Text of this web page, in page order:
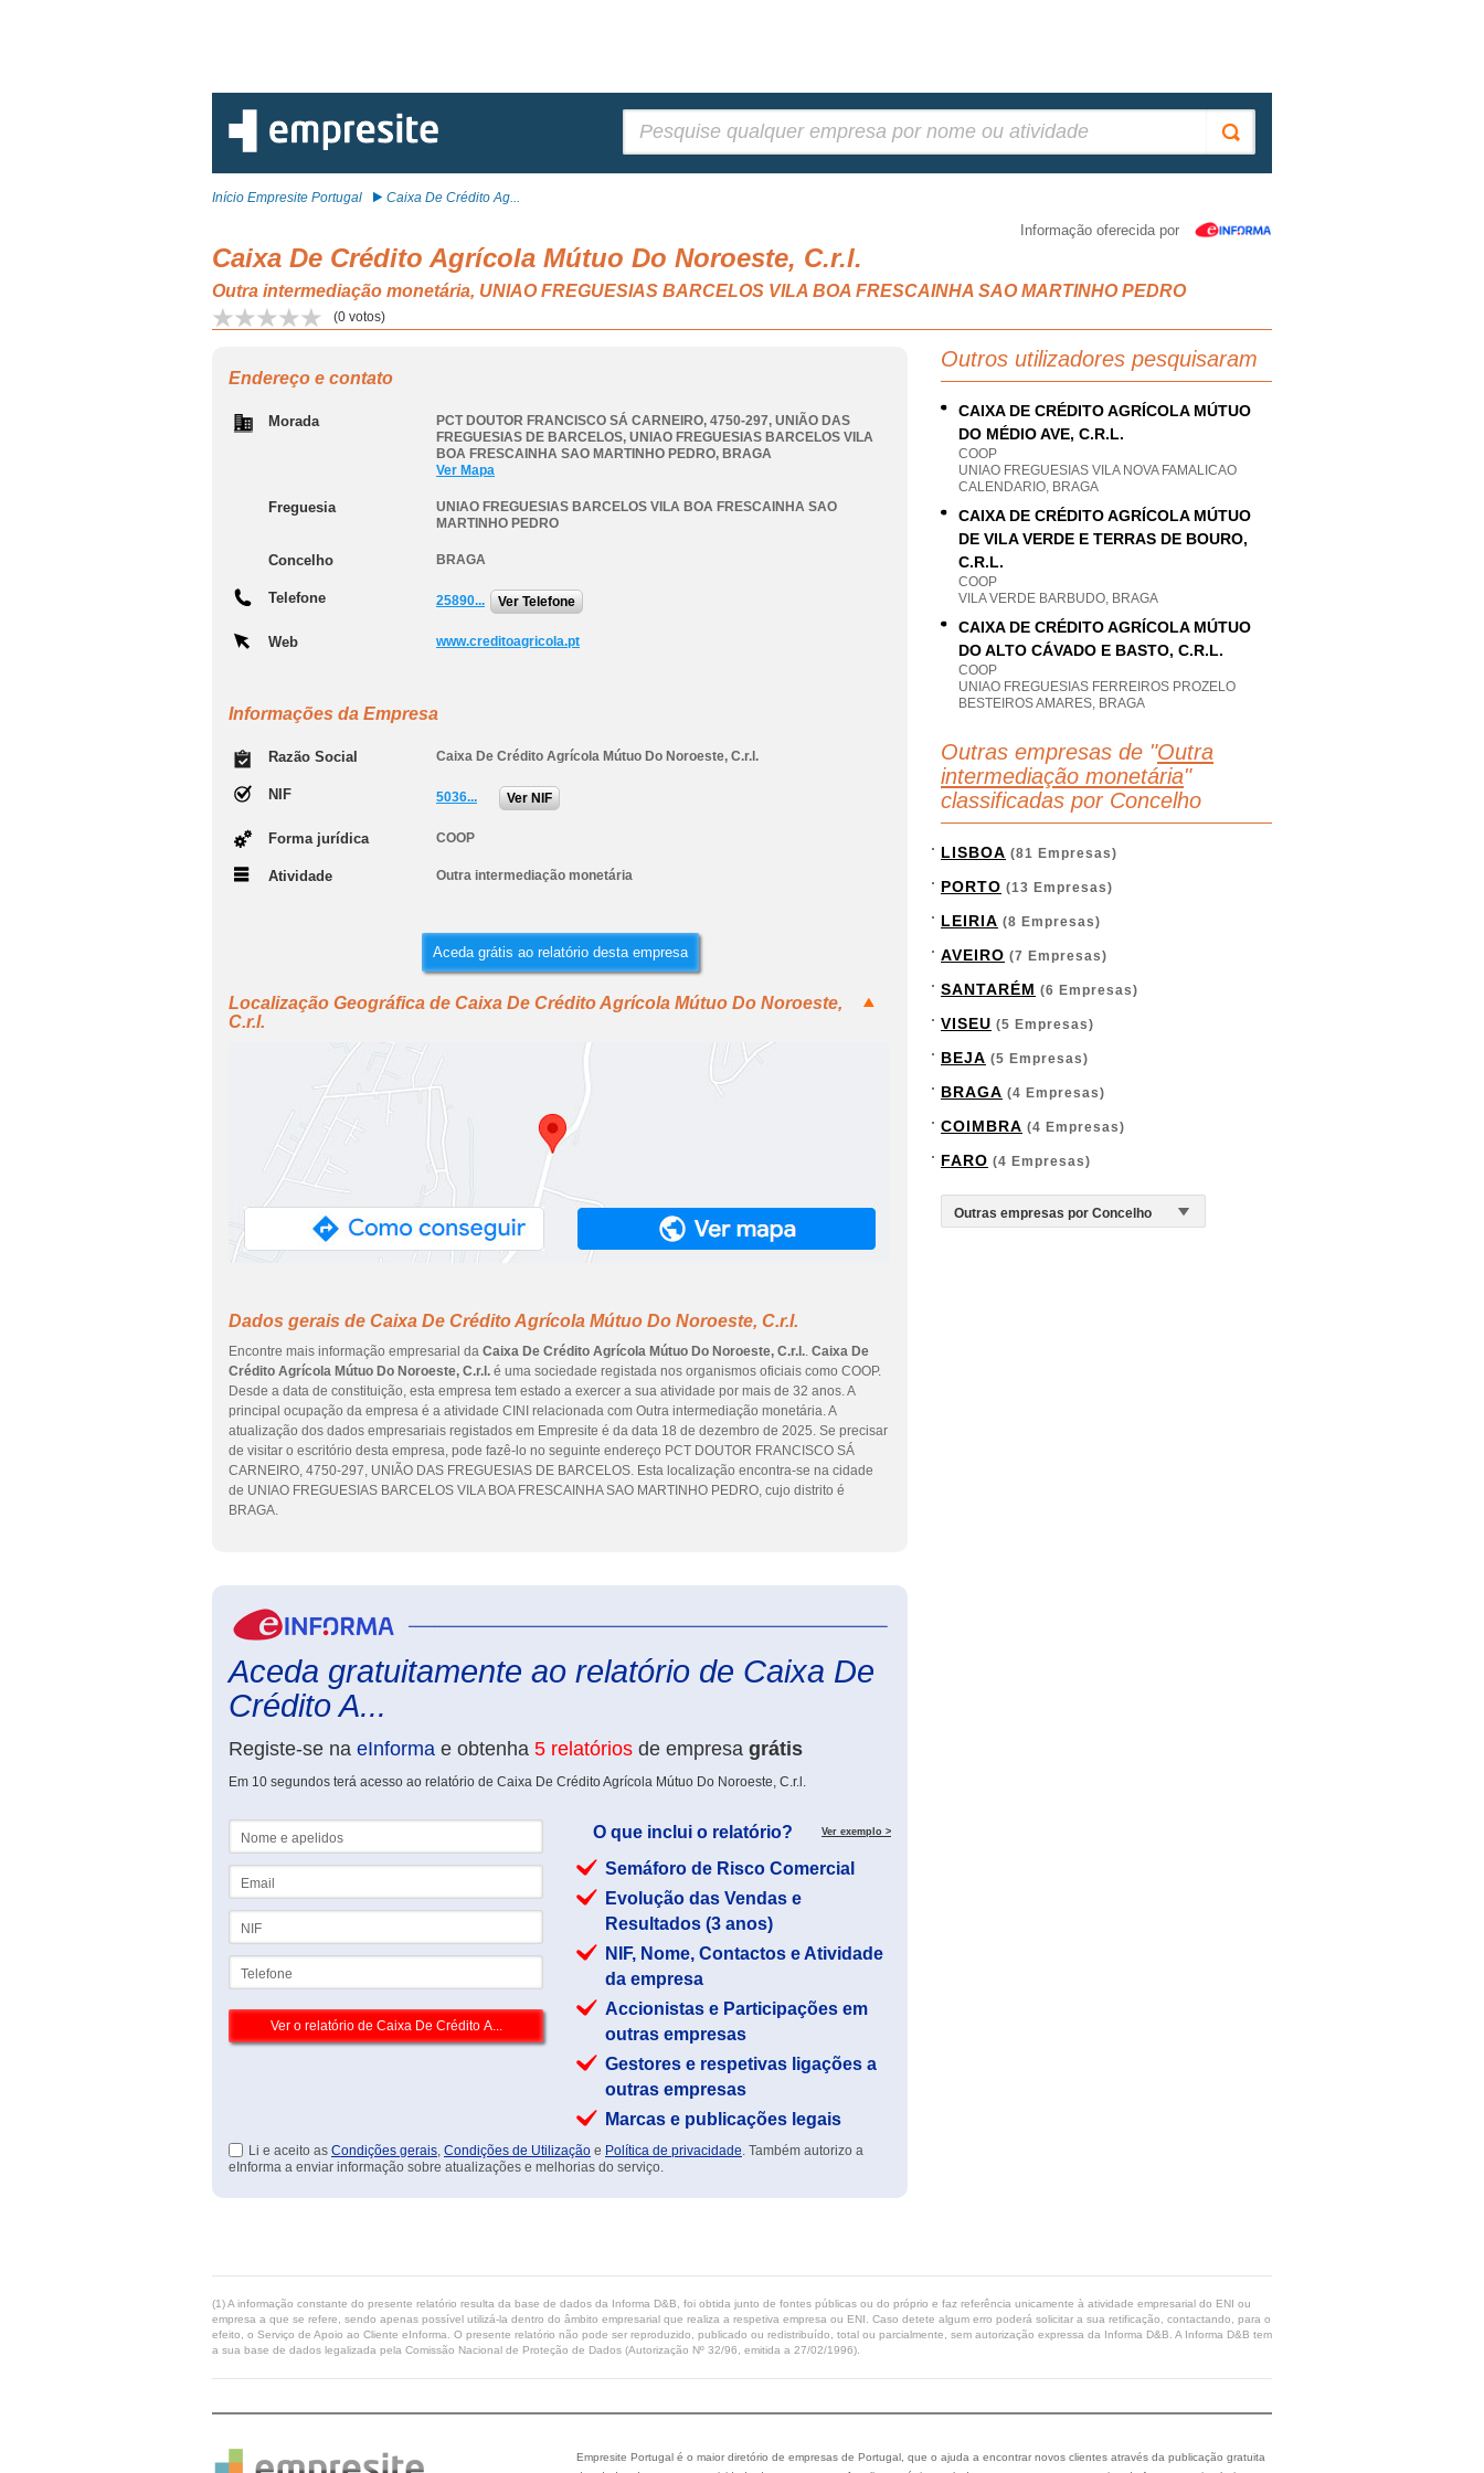
Início Empresite Portugal Caixa De Crédito Ag...
Informação oferecida por
Caixa De Crédito Agrícola Mútuo Do Noroeste, C.r.l.
Outra intermediação monetária, UNIAO FREGUESIAS BARCELOS VILA BOA FRESCAINHA SAO MARTINHO PEDRO
(0 votos)
Endereço e contato
Morada
PCT DOUTOR FRANCISCO SÁ CARNEIRO, 4750-297, UNIÃO DAS
FREGUESIAS DE BARCELOS, UNIAO FREGUESIAS BARCELOS VILA
BOA FRESCAINHA SAO MARTINHO PEDRO, BRAGA
Ver Mapa
Freguesia
UNIAO FREGUESIAS BARCELOS VILA BOA FRESCAINHA SAO
MARTINHO PEDRO
Concelho BRAGA
Telefone 25890... Ver Telefone
Web www.creditoagricola.pt
Informações da Empresa
Razão Social Caixa De Crédito Agrícola Mútuo Do Noroeste, C.r.l.
NIF 5036... Ver NIF
Forma jurídica COOP
Atividade Outra intermediação monetária
Aceda grátis ao relatório desta empresa
Localização Geográfica de Caixa De Crédito Agrícola Mútuo Do Noroeste,
C.r.l.
Dados gerais de Caixa De Crédito Agrícola Mútuo Do Noroeste, C.r.l.
Encontre mais informação empresarial da Caixa De Crédito Agrícola Mútuo Do Noroeste, C.r.l.. Caixa De
Crédito Agrícola Mútuo Do Noroeste, C.r.l. é uma sociedade registada nos organismos oficiais como COOP.
Desde a data de constituição, esta empresa tem estado a exercer a sua atividade por mais de 32 anos. A
principal ocupação da empresa é a atividade CINI relacionada com Outra intermediação monetária. A
atualização dos dados empresariais registados em Empresite é da data 18 de dezembro de 2025. Se precisar
de visitar o escritório desta empresa, pode fazê-lo no seguinte endereço PCT DOUTOR FRANCISCO SÁ
CARNEIRO, 4750-297, UNIÃO DAS FREGUESIAS DE BARCELOS. Esta localização encontra-se na cidade
de UNIAO FREGUESIAS BARCELOS VILA BOA FRESCAINHA SAO MARTINHO PEDRO, cujo distrito é
BRAGA.
Aceda gratuitamente ao relatório de Caixa De
Crédito A...
Registe-se na eInforma e obtenha 5 relatórios de empresa grátis
Em 10 segundos terá acesso ao relatório de Caixa De Crédito Agrícola Mútuo Do Noroeste, C.r.l.
O que inclui o relatório? Ver exemplo >
Semáforo de Risco Comercial
Evolução das Vendas e
Resultados (3 anos)
NIF, Nome, Contactos e Atividade
da empresa
Accionistas e Participações em
outras empresas
Gestores e respetivas ligações a
outras empresas
Marcas e publicações legais
Li e aceito as Condições gerais, Condições de Utilização e Política de privacidade. Também autorizo a
eInforma a enviar informação sobre atualizações e melhorias do serviço.
Outros utilizadores pesquisaram
CAIXA DE CRÉDITO AGRÍCOLA MÚTUO
DO MÉDIO AVE, C.R.L.
COOP
UNIAO FREGUESIAS VILA NOVA FAMALICAO
CALENDARIO, BRAGA
CAIXA DE CRÉDITO AGRÍCOLA MÚTUO
DE VILA VERDE E TERRAS DE BOURO,
C.R.L.
COOP
VILA VERDE BARBUDO, BRAGA
CAIXA DE CRÉDITO AGRÍCOLA MÚTUO
DO ALTO CÁVADO E BASTO, C.R.L.
COOP
UNIAO FREGUESIAS FERREIROS PROZELO
BESTEIROS AMARES, BRAGA
Outras empresas de "Outra
intermediação monetária"
classificadas por Concelho
LISBOA (81 Empresas)
PORTO (13 Empresas)
LEIRIA (8 Empresas)
AVEIRO (7 Empresas)
SANTARÉM (6 Empresas)
VISEU (5 Empresas)
BEJA (5 Empresas)
BRAGA (4 Empresas)
COIMBRA (4 Empresas)
FARO (4 Empresas)
(1) A informação constante do presente relatório resulta da base de dados da Informa D&B, foi obtida junto de fontes públicas ou do próprio e faz referência unicamente à atividade empresarial do ENI ou
empresa a que se refere, sendo apenas possível utilizá-la dentro do âmbito empresarial que realiza a respetiva empresa ou ENI. Caso detete algum erro poderá solicitar a sua retificação, contactando, para o
efeito, o Serviço de Apoio ao Cliente eInforma. O presente relatório não pode ser reproduzido, publicado ou redistribuído, total ou parcialmente, sem autorização expressa da Informa D&B. A Informa D&B tem
a sua base de dados legalizada pela Comissão Nacional de Proteção de Dados (Autorização Nº 32/96, emitida a 27/02/1996).
Empresite Portugal é o maior diretório de empresas de Portugal, que o ajuda a encontrar novos clientes através da publicação gratuita